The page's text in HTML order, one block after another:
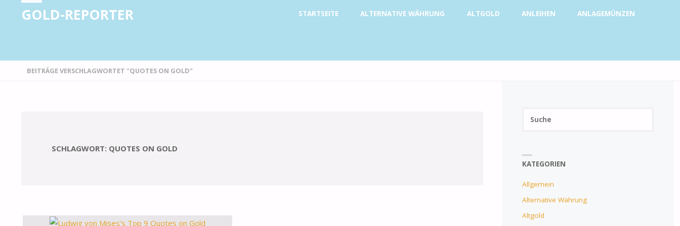
GOLD-REPORTER Zum
STARTSEITE ALTERNATIVE WÄHRUNG ALTGOLD ANLEIHEN ANLAGEMÜNZEN
STARTSEITE
BEITRÄGE VERSCHLAGWORTET "QUOTES ON GOLD"
SCHLAGWORT: QUOTES ON GOLD
KATEGORIEN
Allgemein
Alternative Währung
Altgold